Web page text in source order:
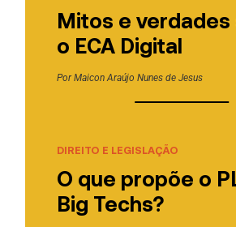
Mitos e verdades
o ECA Digital
PorMaicon Araújo Nunes de Jesus
DIREITO E LEGISLAÇÃO
O que propõe o
Big Techs?